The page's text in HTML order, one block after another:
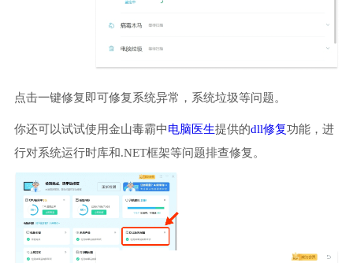
点击一键修复即可修复系统异常，系统垃圾等问题。
你还可以试试使用金山毒霸中电脑医生提供的dll修复功能，进
行对系统运行时库和.NET框架等问题排查修复。